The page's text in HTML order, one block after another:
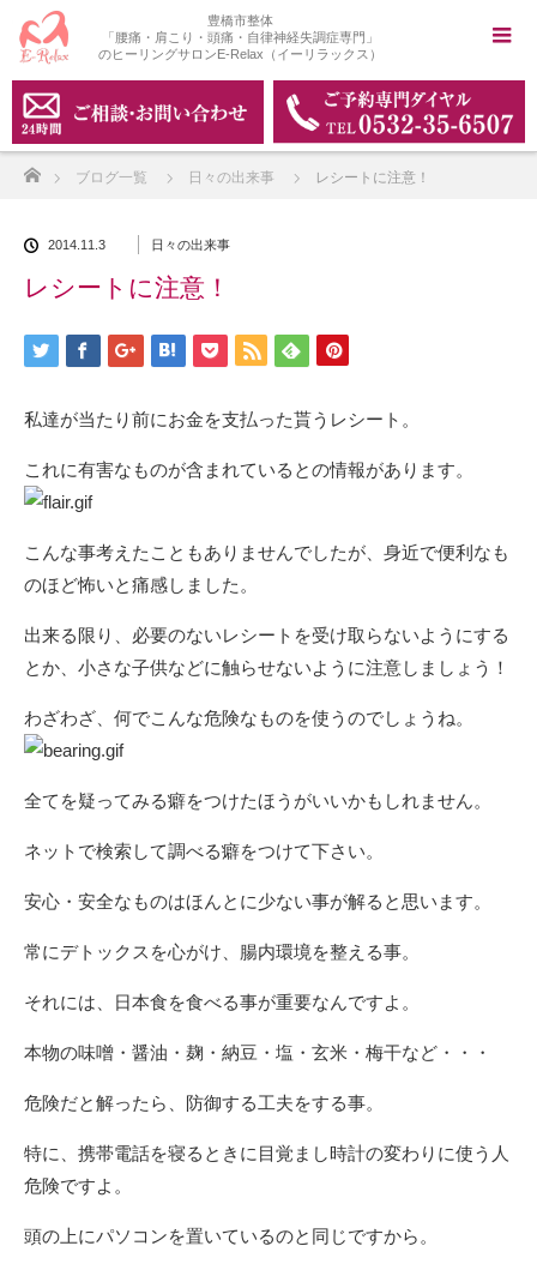
豊橋市整体
「腰痛・肩こり・頭痛・自律神経失調症専門」
のヒーリングサロンE-Relax（イーリラックス）
ブログ一覧 日々の出来事 レシートに注意！
2014.11.3 日々の出来事
レシートに注意！
私達が当たり前にお金を支払った貰うレシート。
これに有害なものが含まれているとの情報があります。
こんな事考えたこともありませんでしたが、身近で便利なも
のほど怖いと痛感しました。
出来る限り、必要のないレシートを受け取らないようにする
とか、小さな子供などに触らせないように注意しましょう！
わざわざ、何でこんな危険なものを使うのでしょうね。
全てを疑ってみる癖をつけたほうがいいかもしれません。
ネットで検索して調べる癖をつけて下さい。
安心・安全なものはほんとに少ない事が解ると思います。
常にデトックスを心がけ、腸内環境を整える事。
それには、日本食を食べる事が重要なんですよ。
本物の味噌・醤油・麹・納豆・塩・玄米・梅干など・・・
危険だと解ったら、防御する工夫をする事。
特に、携帯電話を寝るときに目覚まし時計の変わりに使う人
危険ですよ。
頭の上にパソコンを置いているのと同じですから。